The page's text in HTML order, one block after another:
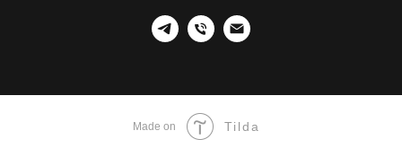
Made on Tilda